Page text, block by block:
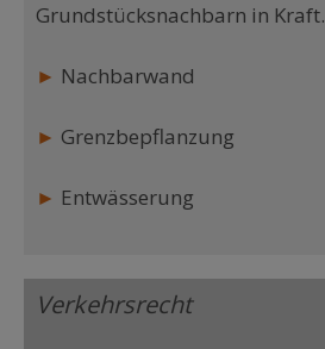
Grundstücksnachbarn in Kraft.
► Nachbarwand
► Grenzbepflanzung
► Entwässerung
Verkehrsrecht